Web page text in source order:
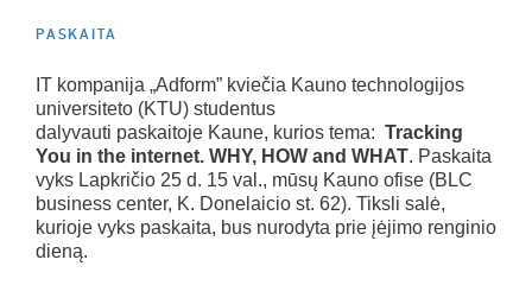
PASKAITA
IT kompanija „Adform” kviečia Kauno technologijos
universiteto (KTU) studentus
dalyvauti paskaitoje Kaune, kurios tema: Tracking
You in the internet. WHY, HOW and WHAT. Paskaita
vyks Lapkričio 25 d. 15 val., mūsų Kauno ofise (BLC
business center, K. Donelaicio st. 62). Tiksli salė,
kurioje vyks paskaita, bus nurodyta prie įėjimo renginio
dieną.